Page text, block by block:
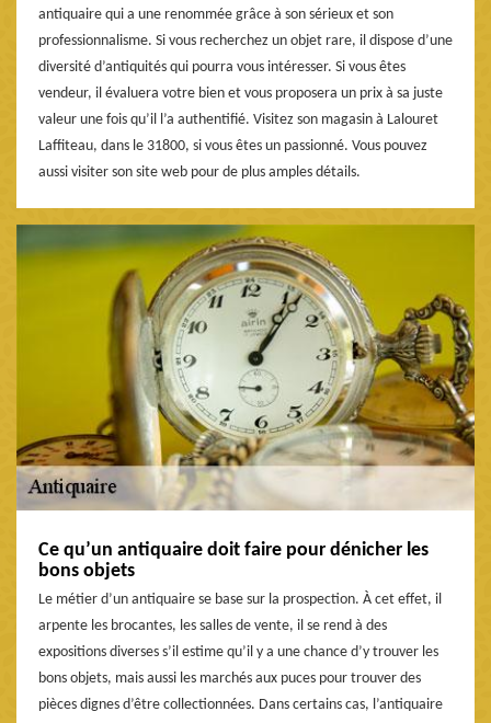
antiquaire qui a une renommée grâce à son sérieux et son
professionnalisme. Si vous recherchez un objet rare, il dispose d’une
diversité d’antiquités qui pourra vous intéresser. Si vous êtes
vendeur, il évaluera votre bien et vous proposera un prix à sa juste
valeur une fois qu’il l’a authentifié. Visitez son magasin à Lalouret
Laffiteau, dans le 31800, si vous êtes un passionné. Vous pouvez
aussi visiter son site web pour de plus amples détails.
Ce qu’un antiquaire doit faire pour dénicher les
bons objets
Le métier d’un antiquaire se base sur la prospection. À cet effet, il
arpente les brocantes, les salles de vente, il se rend à des
expositions diverses s’il estime qu’il y a une chance d’y trouver les
bons objets, mais aussi les marchés aux puces pour trouver des
pièces dignes d’être collectionnées. Dans certains cas, l’antiquaire